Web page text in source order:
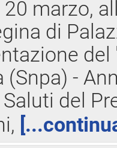
marzo,
di
(Snpa) -
Saluti del